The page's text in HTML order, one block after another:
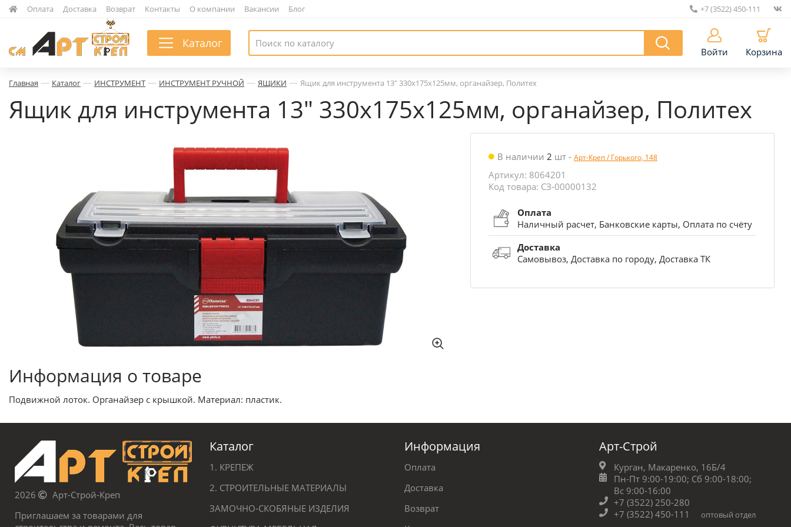
Оплата Доставка Возврат Контакты О компании Вакансии Блог +7 (3522) 450-111
Каталог
Войти Корзина
Главная — Каталог — ИНСТРУМЕНТ — ИНСТРУМЕНТ РУЧНОЙ — ЯЩИКИ — Ящик для инструмента 13" 330х175х125мм, органайзер, Политех
Ящик для инструмента 13" 330х175х125мм, органайзер, Политех
В наличии 2 шт - Арт-Креп / Горького, 148
Артикул: 8064201
Код товара: СЗ-00000132
Оплата
Наличный расчет, Банковские карты, Оплата по счёту
Доставка
Самовывоз, Доставка по городу, Доставка ТК
Информация о товаре
Подвижной лоток. Органайзер с крышкой. Материал: пластик.
2026
Арт-Строй-Креп
Приглашаем за товарами для
Каталог
1. КРЕПЕЖ
2. СТРОИТЕЛЬНЫЕ МАТЕРИАЛЫ
ЗАМОЧНО-СКОБЯНЫЕ ИЗДЕЛИЯ
Информация
Оплата
Доставка
Возврат
Арт-Строй
Курган, Макаренко, 16Б/4
Пн-Пт 9:00-19:00; Сб 9:00-18:00;
Вс 9:00-16:00
+7 (3522) 250-280
+7 (3522) 450-111
оптовый отдел